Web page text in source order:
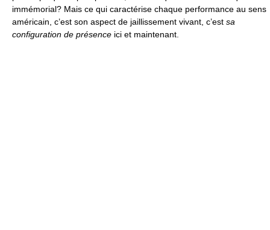
immémorial? Mais ce qui caractérise chaque performance au sens
américain, c’est son aspect de jaillissement vivant, c’est sa
configuration de présence ici et maintenant.